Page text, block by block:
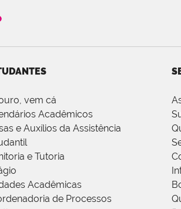
vem cá
Acadêmicos
e Auxílios da Assistência
e Tutoria
Acadêmicas
de Processos